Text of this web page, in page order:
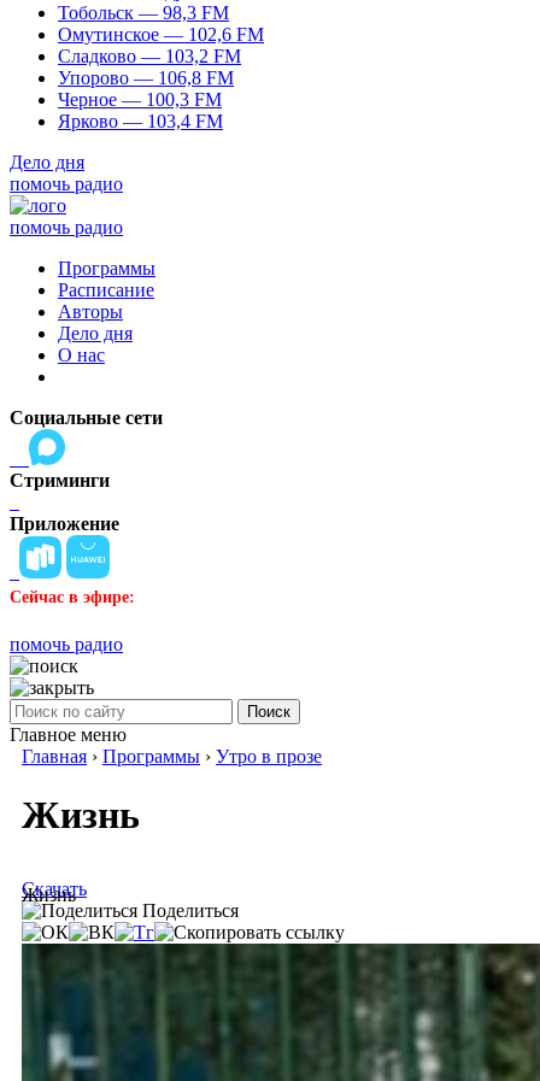
Тобольск — 98,3 FM
Омутинское — 102,6 FM
Сладково — 103,2 FM
Упорово — 106,8 FM
Черное — 100,3 FM
Ярково — 103,4 FM
Дело дня
помочь радио
помочь радио
Программы
Расписание
Авторы
Дело дня
О нас
Социальные сети
Стриминги
Приложение
Сейчас в эфире:
помочь радио
Поиск
Главное меню
Главная › Программы › Утро в прозе
Жизнь
Жизнь
Скачать
Поделиться